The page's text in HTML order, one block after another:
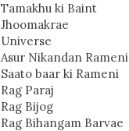
Tamakhu ki Baint
Jhoomakrae
Universe
Asur Nikandan Rameni
Saato baar ki Rameni
Rag Paraj
Rag Bijog
Rag Bihangam Barvae